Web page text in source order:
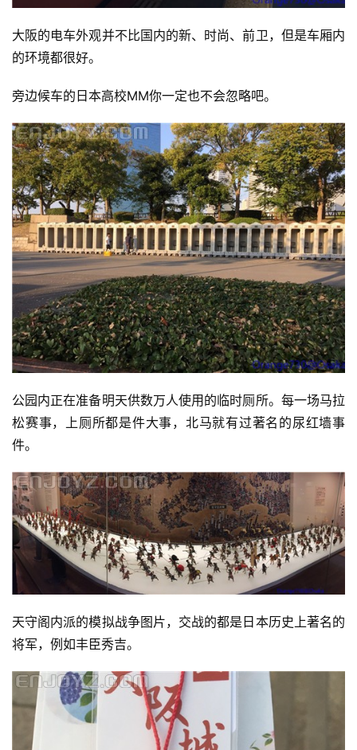
大阪的电车外观并不比国内的新、时尚、前卫，但是车厢内
的环境都很好。
旁边候车的日本高校MM你一定也不会忽略吧。
公园内正在准备明天供数万人使用的临时厕所。每一场马拉
松赛事，上厕所都是件大事，北马就有过著名的尿红墙事
件。
天守阁内派的模拟战争图片，交战的都是日本历史上著名的
将军，例如丰臣秀吉。